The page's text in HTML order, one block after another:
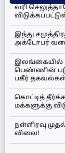
வரி
இந்து
அக்டோபர் வரை
இலங்கையில்
பெண்ணின்
பகீர்
கொட்டித்
மக்களுக்கு
நள்ளிரவு
விலை!